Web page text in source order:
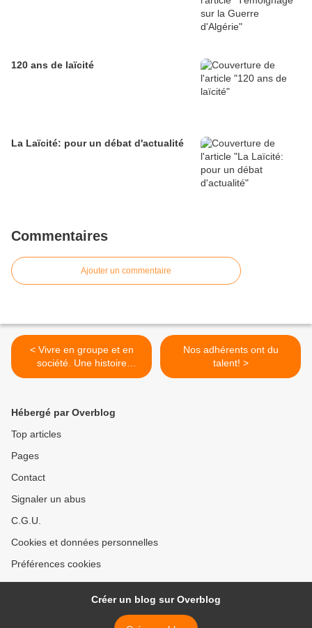
120 ans de laïcité
La Laïcité: pour un débat d'actualité
Commentaires
Ajouter un commentaire
< Vivre en groupe et en
société. Une histoire
naturelle de la socialité
Nos adhérents ont du
talent! >
Hébergé par Overblog
Top articles
Pages
Contact
Signaler un abus
C.G.U.
Cookies et données personnelles
Préférences cookies
Créer un blog sur Overblog